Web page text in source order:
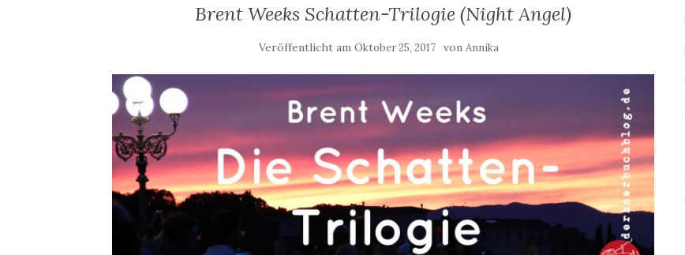
Brent Weeks Schatten-Trilogie (Night Angel)
Veröffentlicht amOktober 25, 2017 vonAnnika